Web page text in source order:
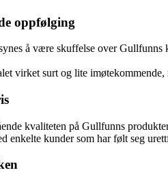
oppfølging
å være skuffelse over
virket surt og lite
kvaliteten på Gullfunns
enkelte kunder som har følt seg